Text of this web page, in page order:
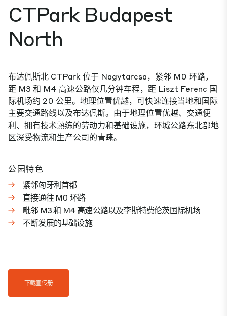
CTPark Budapest
North
布达佩斯北 CTPark 位于 Nagytarcsa，紧邻 M0 环路，
距 M3 和 M4 高速公路仅几分钟车程，距 Liszt Ferenc 国
际机场约 20 公里。地理位置优越，可快速连接当地和国际
主要交通路线以及布达佩斯。由于地理位置优越、交通便
利、拥有技术熟练的劳动力和基础设施，环城公路东北部地
区深受物流和生产公司的青睐。
公园特色
紧邻匈牙利首都
直接通往 M0 环路
毗邻 M3 和 M4 高速公路以及李斯特费伦茨国际机场
不断发展的基础设施
下载宣传册